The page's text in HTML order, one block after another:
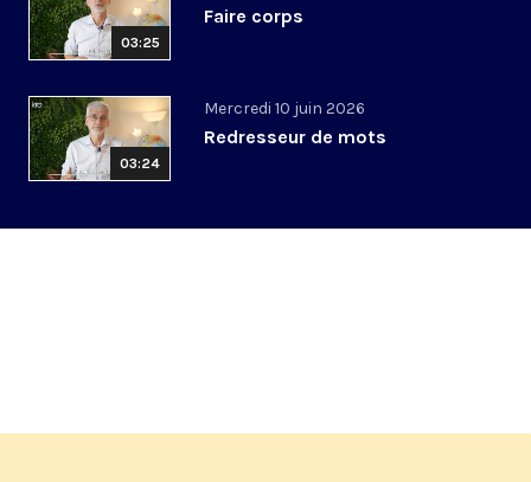
03:25
Faire corps
03:24
Mercredi 10 juin 2026
Redresseur de mots